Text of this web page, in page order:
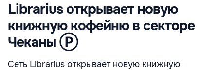
Librarius открывает новую
книжную кофейню в секторе
Чеканы Ⓟ
Сеть Librarius открывает новую книжную